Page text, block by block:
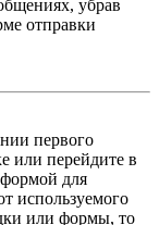
убрав
отправки
первого
или перейдите в
для
используемого
или формы, то